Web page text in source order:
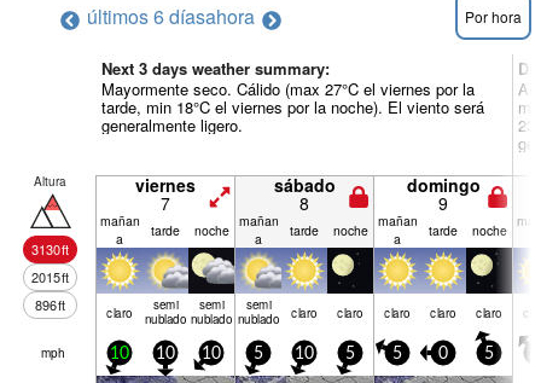
últimos 6 díasahora Por hora
Next 3 days weather summary:
Mayormente seco. Cálido (max 27°C el viernes por la
tarde, min 18°C el viernes por la noche). El viento será
generalmente ligero.
Altura
3130ft
2015ft
896ft
viernes
7
sábado
8
domingo
9
mañan
a
tarde noche mañan
a
tarde noche mañan
a
tarde noche
claro semi
nublado
semi
nublado
semi
nublado claro claro claro claro claro
mph 10 10 10 5 10 5 5 0 5